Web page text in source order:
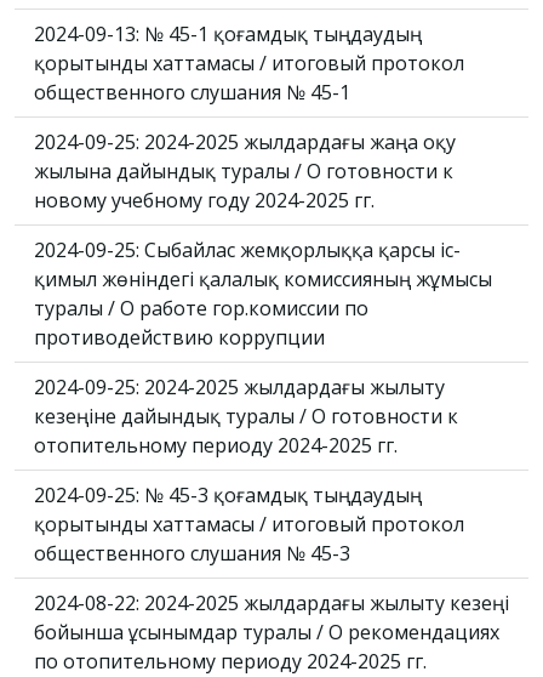
2024-09-13: № 45-1 қоғамдық тыңдаудың
қорытынды хаттамасы / итоговый протокол
общественного слушания № 45-1
2024-09-25: 2024-2025 жылдардағы жаңа оқу
жылына дайындық туралы / О готовности к
новому учебному году 2024-2025 гг.
2024-09-25: Сыбайлас жемқорлыққа қарсы іс-
қимыл жөніндегі қалалық комиссияның жұмысы
туралы / О работе гор.комиссии по
противодействию коррупции
2024-09-25: 2024-2025 жылдардағы жылыту
кезеңіне дайындық туралы / О готовности к
отопительному периоду 2024-2025 гг.
2024-09-25: № 45-3 қоғамдық тыңдаудың
қорытынды хаттамасы / итоговый протокол
общественного слушания № 45-3
2024-08-22: 2024-2025 жылдардағы жылыту кезеңі
бойынша ұсынымдар туралы / О рекомендациях
по отопительному периоду 2024-2025 гг.